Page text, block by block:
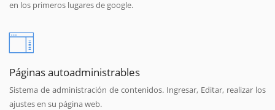
en los primeros lugares de google.
Páginas autoadministrables
Sistema de administración de contenidos. Ingresar, Editar, realizar los
ajustes en su página web.